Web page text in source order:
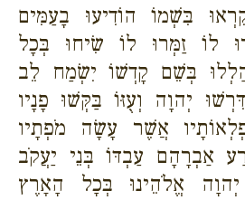
בִּשְׁמוֹ הוֹדִיעוּ בָעַמִּים
לוֹ זַמְּרוּ לוֹ שִׂיחוּ בְּכָל
בְּשֵׁם קָדְשׁוֹ יִשְׂמַח לֵב
דִּרְשׁוּ יְהוָה וְעֻזּוֹ בַּקְּשׁוּ פָנָיו
אֲשֶׁר עָשָׂה מֹפְתָיו
אַבְרָהָם עַבְדּוֹ בְּנֵי יַעֲקֹב
אֱלֹהֵינוּ בְּכָל הָאָרֶץ